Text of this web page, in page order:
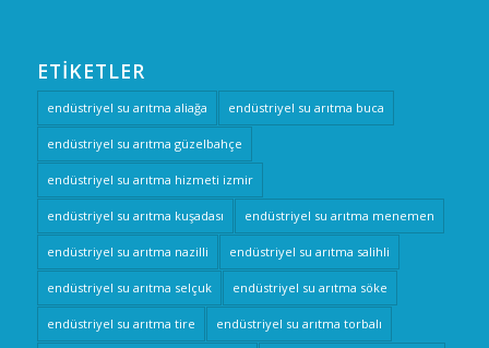
ETIKETLER
endüstriyel su arıtma aliağa endüstriyel su arıtma buca
endüstriyel su arıtma güzelbahçe
endüstriyel su arıtma hizmeti izmir
endüstriyel su arıtma kuşadası endüstriyel su arıtma menemen
endüstriyel su arıtma nazilli endüstriyel su arıtma salihli
endüstriyel su arıtma selçuk endüstriyel su arıtma söke
endüstriyel su arıtma tire endüstriyel su arıtma torbalı